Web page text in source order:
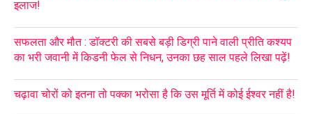
इलाज!
सफलता और मौत : डॉक्टरी की सबसे बड़ी डिग्री पाने वाली प्रीति कश्यप
का भरी जवानी में किडनी फेल से निधन, उनका छह साल पहले लिखा पढ़ें!
चढ़ावा चोरों को इतना तो पक्का भरोसा है कि उस मूर्ति में कोई ईश्वर नहीं है!